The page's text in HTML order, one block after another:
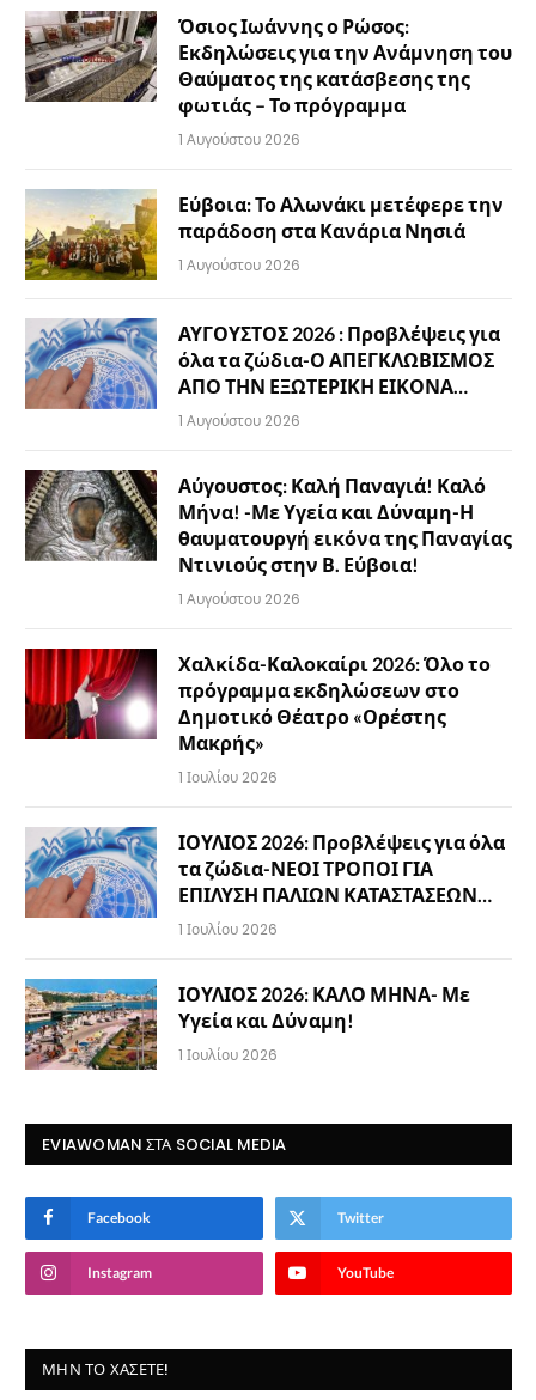
Όσιος Ιωάννης ο Ρώσος:
Εκδηλώσεις για την Ανάμνηση του
Θαύματος της κατάσβεσης της
φωτιάς – Το πρόγραμμα
1 Αυγούστου 2026
Εύβοια: Το Αλωνάκι μετέφερε την
παράδοση στα Κανάρια Νησιά
1 Αυγούστου 2026
ΑΥΓΟΥΣΤΟΣ 2026 : Προβλέψεις για
όλα τα ζώδια-Ο ΑΠΕΓΚΛΩΒΙΣΜΟΣ
ΑΠΟ ΤΗΝ ΕΞΩΤΕΡΙΚΗ ΕΙΚΟΝΑ…
1 Αυγούστου 2026
Αύγουστος: Καλή Παναγιά! Καλό
Μήνα! -Με Υγεία και Δύναμη-Η
θαυματουργή εικόνα της Παναγίας
Ντινιούς στην Β. Εύβοια!
1 Αυγούστου 2026
Χαλκίδα-Καλοκαίρι 2026: Όλο το
πρόγραμμα εκδηλώσεων στο
Δημοτικό Θέατρο «Ορέστης
Μακρής»
1 Ιουλίου 2026
ΙΟΥΛΙΟΣ 2026: Προβλέψεις για όλα
τα ζώδια-ΝΕΟΙ ΤΡΟΠΟΙ ΓΙΑ
ΕΠΙΛΥΣΗ ΠΑΛΙΩΝ ΚΑΤΑΣΤΑΣΕΩΝ…
1 Ιουλίου 2026
ΙΟΥΛΙΟΣ 2026: ΚΑΛΟ ΜΗΝΑ- Με
Υγεία και Δύναμη!
1 Ιουλίου 2026
EVIAWOMAN ΣΤΑ SOCIAL MEDIA
Facebook Twitter
Instagram YouTube
ΜΗΝ ΤΟ ΧΆΣΕΤΕ!